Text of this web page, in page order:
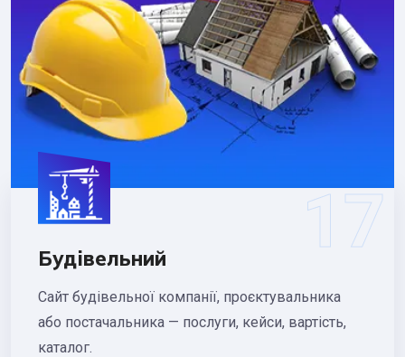
Будівельний
Сайт будівельної компанії, проєктувальника
або постачальника — послуги, кейси, вартість,
каталог.